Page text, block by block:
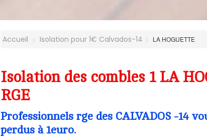
Accueil Isolation pour 1€ Calvados-14 LA HOGUETTE
Isolation des combles 1 LA
RGE
Professionnels rge des CALVADOS -14
perdus à 1euro.